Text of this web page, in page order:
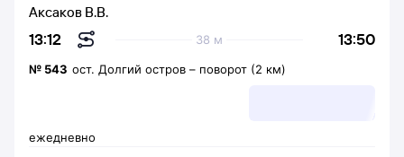
13:12 13:50
38 м
Аксаков В.В.
ежедневно
№ 543 ост. Долгий остров – поворот (2 км)